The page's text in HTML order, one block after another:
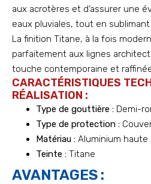
aux acrotères et d’assurer une
eaux pluviales, tout en
La finition Titane, à la fois
parfaitement aux lignes
touche contemporaine et
CARACTÉRISTIQUES
RÉALISATION :
Type de gouttière : Demi-
Type de protection :
Matériau : Aluminium haute
Teinte : Titane
AVANTAGES :